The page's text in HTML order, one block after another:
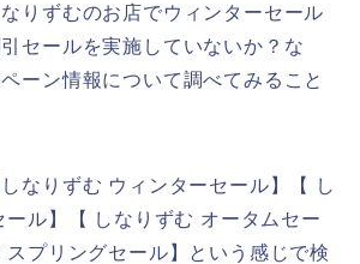
りずむのお店でウィンターセール
セールを実施していないか？な
ーン情報について調べてみること
なりずむ ウィンターセール】【 し
ール】【 しなりずむ オータムセー
スプリングセール】という感じで検